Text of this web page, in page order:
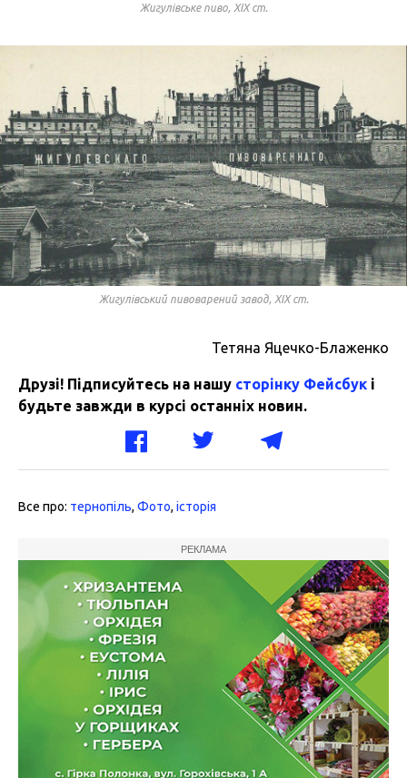
Жигулівське пиво, ХІХ ст.
Жигулівський пивоварений завод, ХІХ ст.
Тетяна Яцечко-Блаженко
Друзі! Підписуйтесь на нашу сторінку Фейсбук і
будьте завжди в курсі останніх новин.
Все про: тернопіль, Фото, історія
РЕКЛАМА